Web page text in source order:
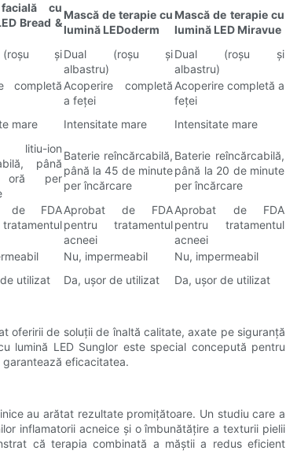
cu
Bread &
Mască de terapie cu
lumină LEDoderm
Mască de terapie cu
lumină LED Miravue
șiDual (roșu și
albastru)
Dual (roșu și
albastru)
completă Acoperire completă
a feței
Acoperire completă a
feței
mare Intensitate mare Intensitate mare
litiu-ion
până
per
Baterie reîncărcabilă,
până la 45 de minute
per încărcare
Baterie reîncărcabilă,
până la 20 de minute
per încărcare
de FDAAprobat de FDA
pentru tratamentul
acneei
Aprobat de FDA
pentru tratamentul
acneei
Nu, impermeabil
Nu, impermeabil
utilizat Da, ușor de utilizat Da, ușor de utilizat
oferirii de soluții de înaltă calitate, axate pe siguranță
lumină LED Sunglor este special concepută pentru
eficacitatea.
au arătat rezultate promițătoare. Un studiu care a
inflamatorii acneice și o îmbunătățire a texturii pielii
că terapia combinată a măștii a redus eficient